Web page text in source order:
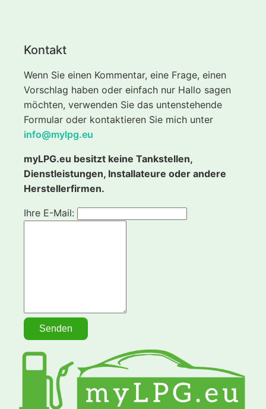
Kontakt
Wenn Sie einen Kommentar, eine Frage, einen
Vorschlag haben oder einfach nur Hallo sagen
möchten, verwenden Sie das untenstehende
Formular oder kontaktieren Sie mich unter
info@mylpg.eu
myLPG.eu besitzt keine Tankstellen,
Dienstleistungen, Installateure oder andere
Herstellerfirmen.
Ihre E-Mail: